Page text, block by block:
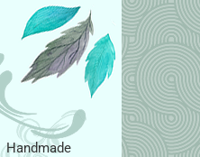
Handmade